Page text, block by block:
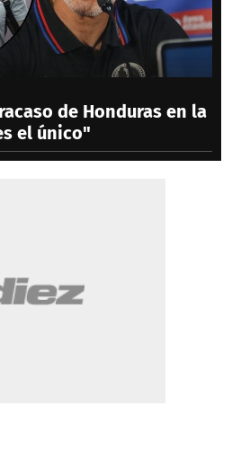
de Honduras en la
el único"